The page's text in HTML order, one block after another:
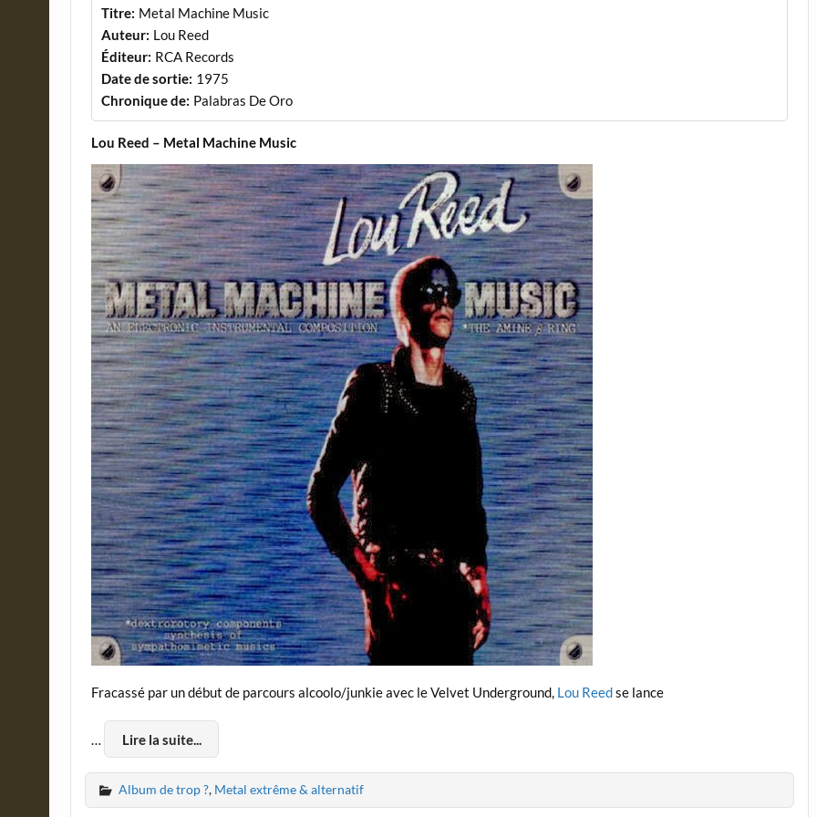
Titre: Metal Machine Music
Auteur: Lou Reed
Éditeur: RCA Records
Date de sortie: 1975
Chronique de: Palabras De Oro
Lou Reed – Metal Machine Music
Fracassé par un début de parcours alcoolo/junkie avec le Velvet Underground, Lou Reedse lance
… Lire la suite...
Album de trop ?, Metal extrême & alternatif